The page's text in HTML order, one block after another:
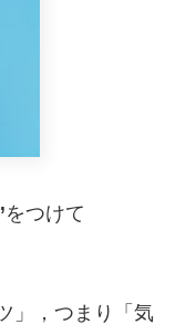
をつけて
」，つまり「気